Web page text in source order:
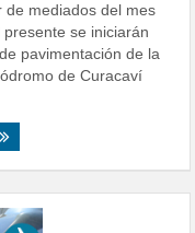
de mediados del mes
se iniciarán
pavimentación de la
de Curacaví